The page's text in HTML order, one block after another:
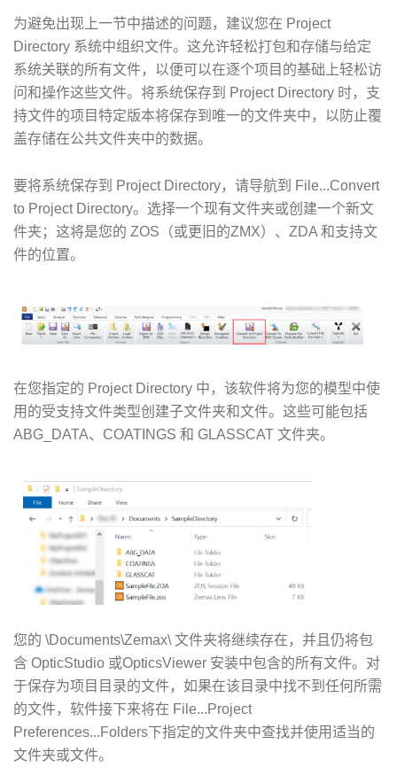
为避免出现上一节中描述的问题，建议您在 Project
Directory 系统中组织文件。这允许轻松打包和存储与给定
系统关联的所有文件，以便可以在逐个项目的基础上轻松访
问和操作这些文件。将系统保存到 Project Directory 时，支
持文件的项目特定版本将保存到唯一的文件夹中，以防止覆
盖存储在公共文件夹中的数据。
要将系统保存到 Project Directory，请导航到 File...Convert
to Project Directory。选择一个现有文件夹或创建一个新文
件夹；这将是您的 ZOS（或更旧的ZMX）、ZDA 和支持文
件的位置。
在您指定的 Project Directory 中，该软件将为您的模型中使
用的受支持文件类型创建子文件夹和文件。这些可能包括
ABG_DATA、COATINGS 和 GLASSCAT 文件夹。
您的 \Documents\Zemax\ 文件夹将继续存在，并且仍将包
含 OpticStudio 或OpticsViewer 安装中包含的所有文件。对
于保存为项目目录的文件，如果在该目录中找不到任何所需
的文件，软件接下来将在 File...Project
Preferences...Folders下指定的文件夹中查找并使用适当的
文件夹或文件。